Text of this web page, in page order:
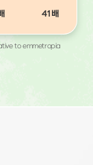
41배
to emmetropia